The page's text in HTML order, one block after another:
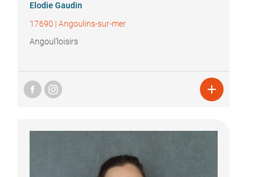
Elodie Gaudin
17690 | Angoulins-sur-mer
Angoul'loisirs
